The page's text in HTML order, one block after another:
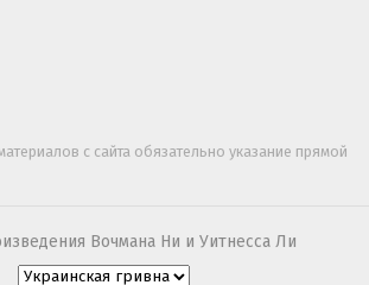
с сайта обязательно указание прямой
Вочмана Ни и Уитнесса Ли